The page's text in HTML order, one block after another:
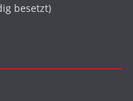
besetzt)